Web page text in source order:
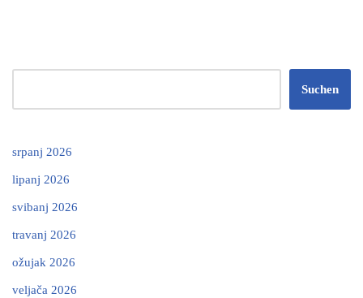
Suchen
srpanj 2026
lipanj 2026
svibanj 2026
travanj 2026
ožujak 2026
veljača 2026